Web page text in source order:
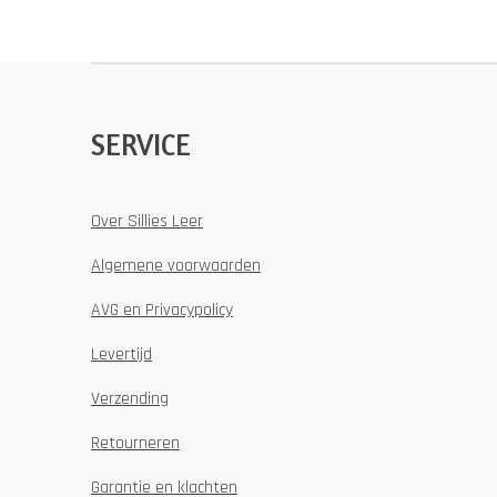
SERVICE
Over Sillies Leer
Algemene voorwaarden
AVG en Privacypolicy
Levertijd
Verzending
Retourneren
Garantie en klachten